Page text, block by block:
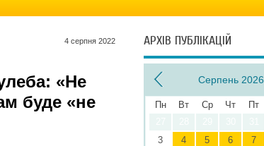
4 серпня 2022
«Не
буде «не
АРХІВ ПУБЛІКАЦІЙ
Серпень 2026
Пн Вт Ср Чт Пт
3
4 5 6 7